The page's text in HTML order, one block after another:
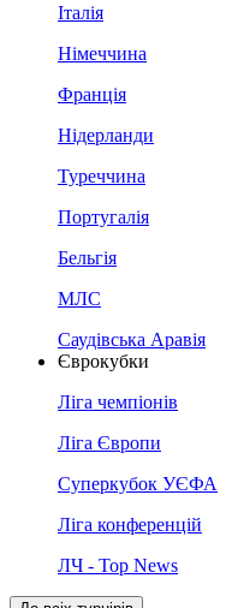
Італія
Німеччина
Франція
Нідерланди
Туреччина
Португалія
Бельгія
МЛС
Саудівська Аравія
Єврокубки
Ліга чемпіонів
Ліга Європи
Суперкубок УЄФА
Ліга конференцій
ЛЧ - Top News